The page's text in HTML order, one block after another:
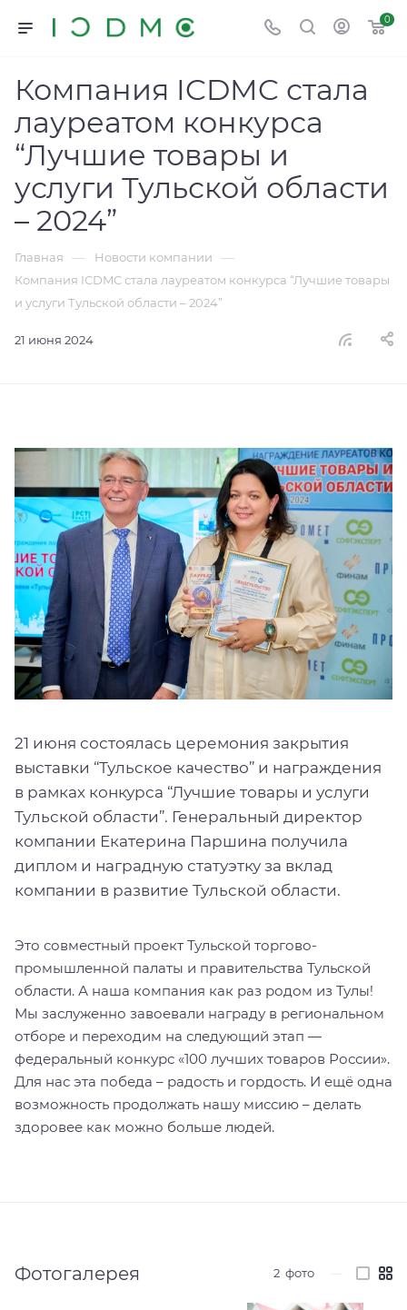
0
Компания ICDMC стала
лауреатом конкурса
“Лучшие товары и
услуги Тульской области
– 2024”
Главная — Новости компании —
Компания ICDMC стала лауреатом конкурса “Лучшие товары
и услуги Тульской области – 2024”
21 июня 2024
21 июня состоялась церемония закрытия
выставки “Тульское качество” и награждения
в рамках конкурса “Лучшие товары и услуги
Тульской области”. Генеральный директор
компании Екатерина Паршина получила
диплом и наградную статуэтку за вклад
компании в развитие Тульской области.
Это совместный проект Тульской торгово-
промышленной палаты и правительства Тульской
области. А наша компания как раз родом из Тулы!
Мы заслуженно завоевали награду в региональном
отборе и переходим на следующий этап —
федеральный конкурс «100 лучших товаров России».
Для нас эта победа – радость и гордость. И ещё одна
возможность продолжать нашу миссию – делать
здоровее как можно больше людей.
Фотогалерея 2 фото